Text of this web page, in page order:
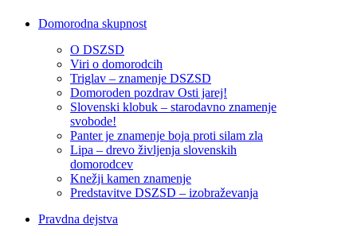
Domorodna skupnost
O DSZSD
Viri o domorodcih
Triglav – znamenje DSZSD
Domoroden pozdrav Osti jarej!
Slovenski klobuk – starodavno znamenje
svobode!
Panter je znamenje boja proti silam zla
Lipa – drevo življenja slovenskih
domorodcev
Knežji kamen znamenje
Predstavitve DSZSD – izobraževanja
Pravdna dejstva